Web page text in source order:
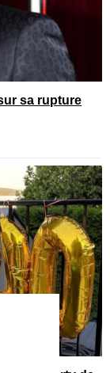
sa rupture